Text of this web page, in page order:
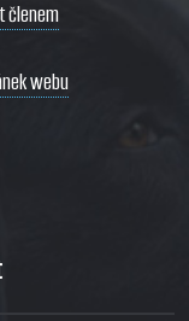
členem
webu